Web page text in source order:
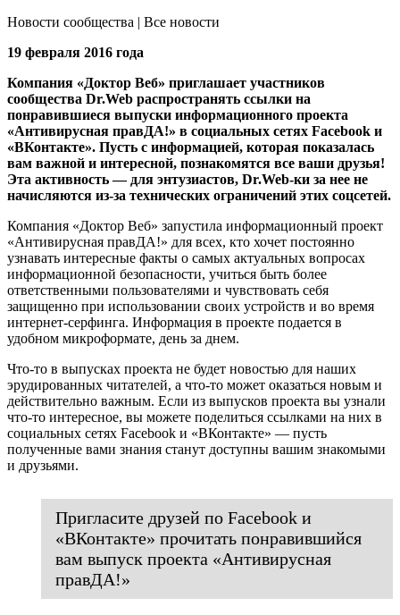
Новости сообщества | Все новости
19 февраля 2016 года
Компания «Доктор Веб» приглашает участников
сообщества Dr.Web распространять ссылки на
понравившиеся выпуски информационного проекта
«Антивирусная правДА!» в социальных сетях Facebook и
«ВКонтакте». Пусть с информацией, которая показалась
вам важной и интересной, познакомятся все ваши друзья!
Эта активность — для энтузиастов, Dr.Web-ки за нее не
начисляются из-за технических ограничений этих соцсетей.
Компания «Доктор Веб» запустила информационный проект
«Антивирусная правДА!» для всех, кто хочет постоянно
узнавать интересные факты о самых актуальных вопросах
информационной безопасности, учиться быть более
ответственными пользователями и чувствовать себя
защищенно при использовании своих устройств и во время
интернет-серфинга. Информация в проекте подается в
удобном микроформате, день за днем.
Что-то в выпусках проекта не будет новостью для наших
эрудированных читателей, а что-то может оказаться новым и
действительно важным. Если из выпусков проекта вы узнали
что-то интересное, вы можете поделиться ссылками на них в
социальных сетях Facebook и «ВКонтакте» — пусть
полученные вами знания станут доступны вашим знакомыми
и друзьями.
Пригласите друзей по Facebook и
«ВКонтакте» прочитать понравившийся
вам выпуск проекта «Антивирусная
правДА!»